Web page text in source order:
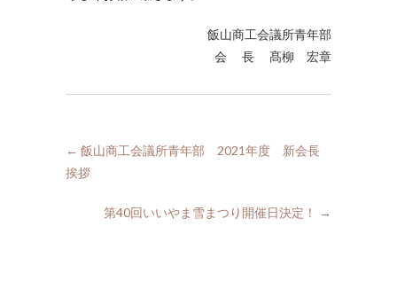
飯山商工会議所青年部
会 長 髙柳 宏章
← 飯山商工会議所青年部 2021年度 新会長
挨拶
第40回いいやま雪まつり開催日決定！ →